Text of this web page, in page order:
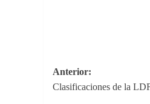
Navegación
de
Anterior:
Clasificaciones de la